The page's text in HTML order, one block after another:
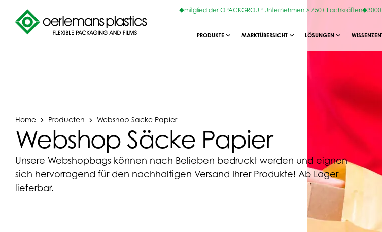
mitglied der OPACKGROUP Unternehmen > 750+ Fachkräften
PRODUKTE MARKTÜBERSICHT LÖSUNGEN
Home Producten Webshop Sacke Papier
Webshop Säcke Papier
Unsere Webshopbags können nach Belieben bedruckt werden und eignen
sich hervorragend für den nachhaltigen Versand Ihrer Produkte! Ab Lager
lieferbar.